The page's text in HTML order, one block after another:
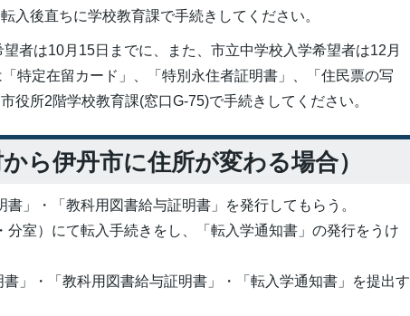
入後直ちに学校教育課で手続きしてください。
者は10月15日までに、また、市立中学校入学希望者は12月
特定在留カード」、「特別永住者証明書」、「住民票の写
役所2階学校教育課(窓口G-75)で手続きしてください。
ら伊丹市に住所が変わる場合）
」・「教科用図書給与証明書」を発行してもらう。
分室）にて転入手続きをし、「転入学通知書」の発行をうけ
」・「教科用図書給与証明書」・「転入学通知書」を提出す